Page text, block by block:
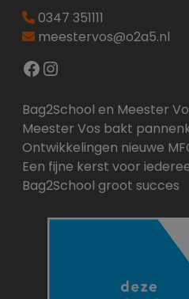
0347 351111
meestervos@o2a5.nl
Facebook Instagram
Bag2School en Meester
Meester Vos bakt
Ontwikkelingen nieuwe
Een fijne kerst voor
Bag2School groot succes